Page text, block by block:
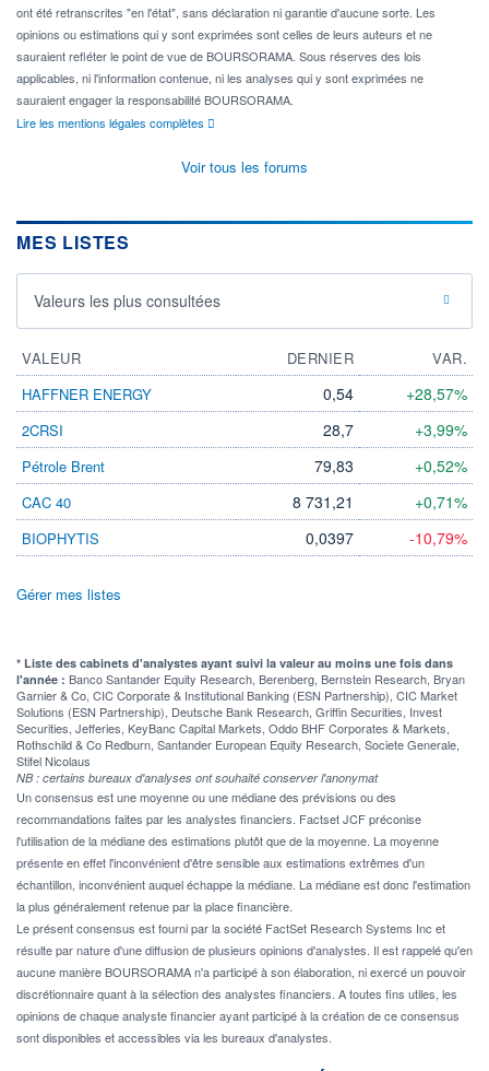
ont été retranscrites "en l'état", sans déclaration ni garantie d'aucune sorte. Les
opinions ou estimations qui y sont exprimées sont celles de leurs auteurs et ne
sauraient refléter le point de vue de BOURSORAMA. Sous réserves des lois
applicables, ni l'information contenue, ni les analyses qui y sont exprimées ne
sauraient engager la responsabilité BOURSORAMA.
Lire les mentions légales complètes
Voir tous les forums
MES LISTES
Valeurs les plus consultées
VALEUR DERNIER
VAR.
HAFFNER ENERGY
0,54 +28,57%
2CRSI 28,7 +3,99%
Pétrole Brent 79,83 +0,52%
CAC 40 8 731,21 +0,71%
BIOPHYTIS 0,0397 -10,79%
Gérer mes listes
* Liste des cabinets d'analystes ayant suivi la valeur au moins une fois dans
l'année : Banco Santander Equity Research, Berenberg, Bernstein Research, Bryan
Garnier & Co, CIC Corporate & Institutional Banking (ESN Partnership), CIC Market
Solutions (ESN Partnership), Deutsche Bank Research, Griffin Securities, Invest
Securities, Jefferies, KeyBanc Capital Markets, Oddo BHF Corporates & Markets,
Rothschild & Co Redburn, Santander European Equity Research, Societe Generale,
Stifel Nicolaus
NB : certains bureaux d'analyses ont souhaité conserver l'anonymat
Un consensus est une moyenne ou une médiane des prévisions ou des
recommandations faites par les analystes financiers. Factset JCF préconise
l'utilisation de la médiane des estimations plutôt que de la moyenne. La moyenne
présente en effet l'inconvénient d'être sensible aux estimations extrêmes d'un
échantillon, inconvénient auquel échappe la médiane. La médiane est donc l'estimation
la plus généralement retenue par la place financière.
Le présent consensus est fourni par la société FactSet Research Systems Inc et
résulte par nature d'une diffusion de plusieurs opinions d'analystes. Il est rappelé qu'en
aucune manière BOURSORAMA n'a participé à son élaboration, ni exercé un pouvoir
discrétionnaire quant à la sélection des analystes financiers. A toutes fins utiles, les
opinions de chaque analyste financier ayant participé à la création de ce consensus
sont disponibles et accessibles via les bureaux d'analystes.